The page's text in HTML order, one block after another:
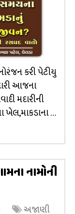
કરી પેટીયુ
આજના
મદારીની
ખેલ,માકડાના …
નામોની
અજાણી